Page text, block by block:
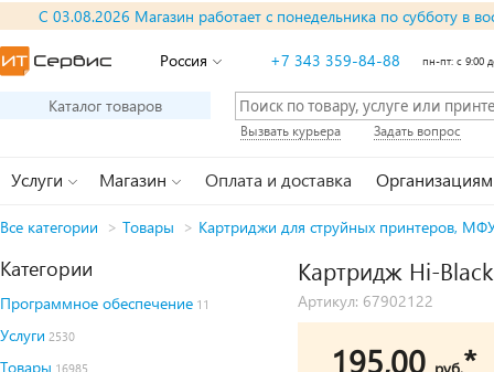
С 03.08.2026 Магазин работает с понедельника по субботу в
Россия +7 343 359-84-88 пн-пт: с 9:00
Каталог товаров
Вызвать курьера Задать вопрос
Услуги Магазин Оплата и доставка Организациям
Все категории > Товары > Картриджи для струйных принтеров,
Категории
Программное обеспечение 11
Услуги 2530
Товары 16985
Картридж Hi-
Артикул: 67902122
195,00 *